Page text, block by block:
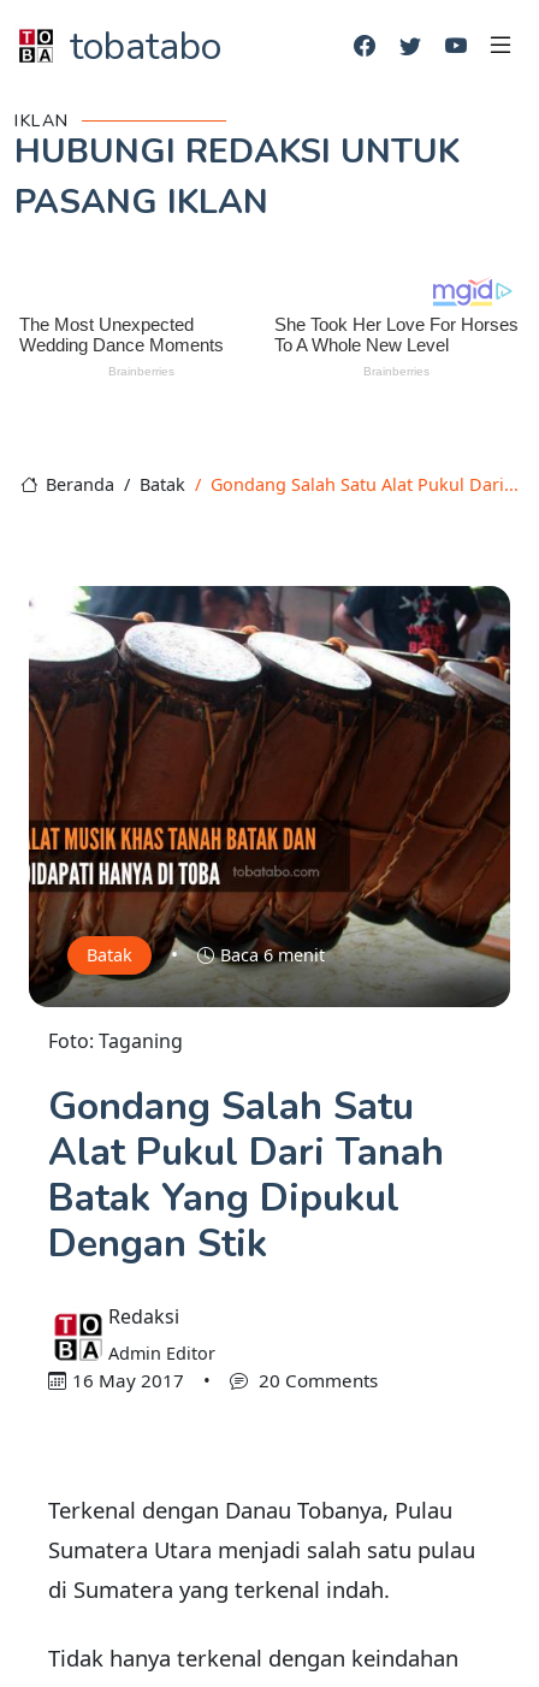
tobatabo
IKLAN
HUBUNGI REDAKSI UNTUK
PASANG IKLAN
Beranda Batak Gondang Salah Satu Alat Pukul Dari...
Batak • Baca 6 menit
Foto: Taganing
Gondang Salah Satu
Alat Pukul Dari Tanah
Batak Yang Dipukul
Dengan Stik
Redaksi
Admin Editor
16 May 2017 • 20 Comments
Terkenal dengan Danau Tobanya, Pulau
Sumatera Utara menjadi salah satu pulau
di Sumatera yang terkenal indah.
Tidak hanya terkenal dengan keindahan